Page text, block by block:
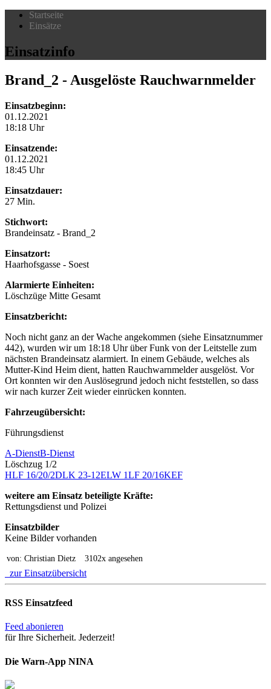
Startseite
Einsätze
Einsatzinfo
Brand_2 - Ausgelöste Rauchwarnmelder
Einsatzbeginn:
01.12.2021
18:18 Uhr
Einsatzende:
01.12.2021
18:45 Uhr
Einsatzdauer:
27 Min.
Stichwort:
Brandeinsatz - Brand_2
Einsatzort:
Haarhofsgasse - Soest
Alarmierte Einheiten:
Löschzüge Mitte Gesamt
Einsatzbericht:
Noch nicht ganz an der Wache angekommen (siehe Einsatznummer
442), wurden wir um 18:18 Uhr über Funk von der Leitstelle zum
nächsten Brandeinsatz alarmiert. In einem Gebäude, welches als
Mutter-Kind Heim dient, hatten Rauchwarnmelder ausgelöst. Vor
Ort konnten wir den Auslösegrund jedoch nicht feststellen, so dass
wir nach kurzer Zeit wieder einrücken konnten.
Fahrzeugübersicht:
Führungsdienst
A-DienstB-Dienst
Löschzug 1/2
HLF 16/20/2DLK 23-12ELW 1LF 20/16KEF
weitere am Einsatz beteiligte Kräfte:
Rettungsdienst und Polizei
Einsatzbilder
Keine Bilder vorhanden
von: Christian Dietz 3102x angesehen
zur Einsatzübersicht
RSS Einsatzfeed
Feed abonieren
für Ihre Sicherheit. Jederzeit!
Die Warn-App NINA